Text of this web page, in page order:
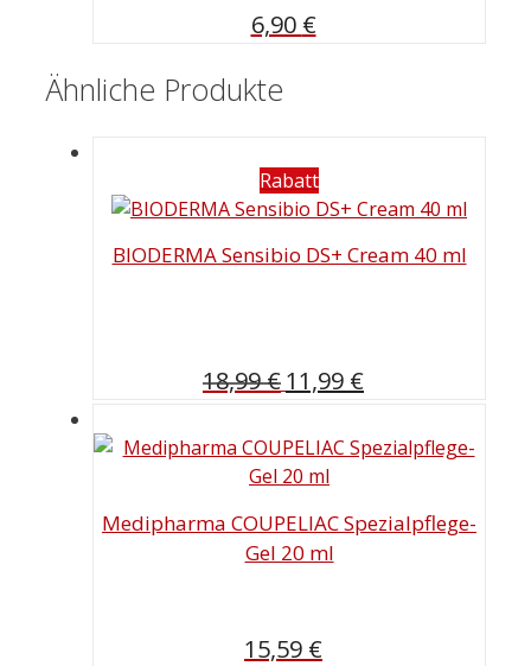
6,90 €
Ähnliche Produkte
Rabatt
BIODERMA Sensibio DS+ Cream 40 ml
18,99€ Ursprünglicher
18,99 €
11,99 €
11,99 €.
Medipharma COUPELIAC Spezialpflege-
Gel 20 ml
15,59 €